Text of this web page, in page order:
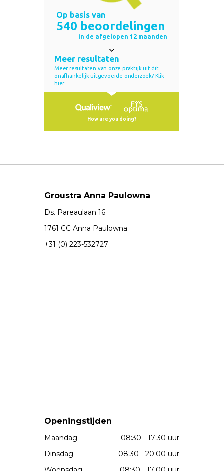
Groustra Anna Paulowna
Ds. Pareaulaan 16
1761 CC Anna Paulowna
+31 (0) 223-532727
Openingstijden
Maandag
08:30 - 17:30 uur
Dinsdag
08:30 - 20:00 uur